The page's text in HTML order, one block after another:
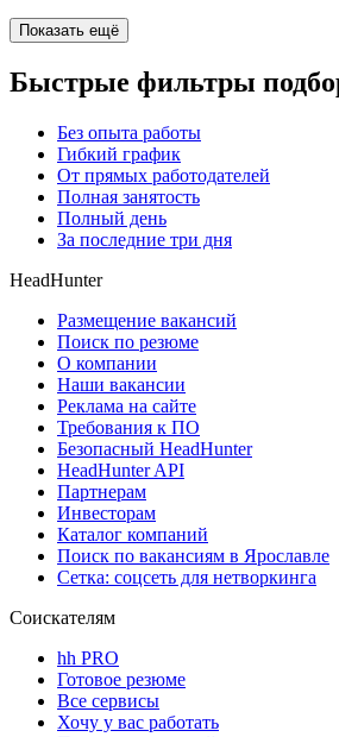
Показать ещё
Быстрые фильтры
Без опыта работы
Гибкий график
От прямых работодателей
Полная занятость
Полный день
За последние три дня
HeadHunter
Размещение вакансий
Поиск по резюме
О компании
Наши вакансии
Реклама на сайте
Требования к ПО
Безопасный HeadHunter
HeadHunter API
Партнерам
Инвесторам
Каталог компаний
Поиск по вакансиям в Ярославле
Сетка: соцсеть для нетворкинга
Соискателям
hh PRO
Готовое резюме
Все сервисы
Хочу у вас работать